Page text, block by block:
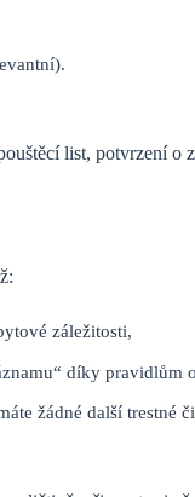
list, potvrzení o
záležitosti,
díky pravidlům
žádné další trestné